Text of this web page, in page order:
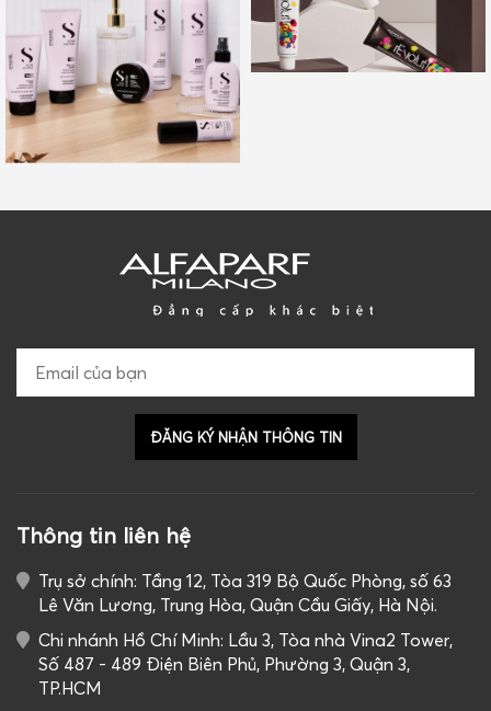
Thông tin liên hệ
Trụ sở chính: Tầng 12, Tòa 319 Bộ Quốc Phòng, số 63
Lê Văn Lương, Trung Hòa, Quận Cầu Giấy, Hà Nội.
Chi nhánh Hồ Chí Minh: Lầu 3, Tòa nhà Vina2 Tower,
Số 487 - 489 Điện Biên Phủ, Phường 3, Quận 3,
TP.HCM